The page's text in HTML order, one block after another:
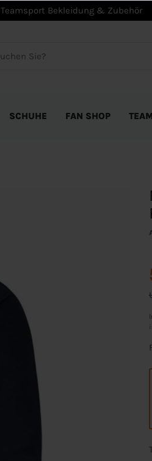
Teamsport Bekleidung & Zubehör
SCHUHE FAN SHOP